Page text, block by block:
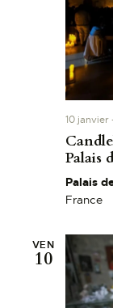
Palais
10 janvier
Palais
France
VEN
10